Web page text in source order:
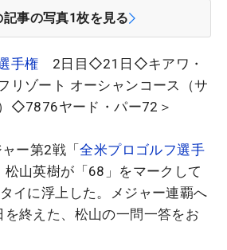
記事の写真1枚を見る
手権 2日目◇21日◇キアワ・
リゾート オーシャンコース（サ
◇7876ヤード・パー72＞
ー第2戦「全米プロゴルフ選手
松山英樹が「68」をマークして
イに浮上した。メジャー連覇へ
終えた、松山の一問一答をお